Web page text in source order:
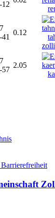
12
0.12
57
2.05